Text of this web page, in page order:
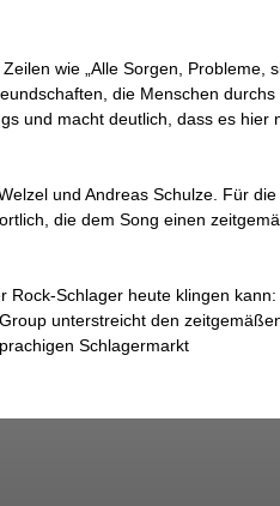
wie „Alle Sorgen, Probleme,
die Menschen
und macht deutlich, dass es hier
und Andreas Schulze. Für
die dem Song einen
Rock-Schlager heute klingen
unterstreicht den
Schlagermarkt